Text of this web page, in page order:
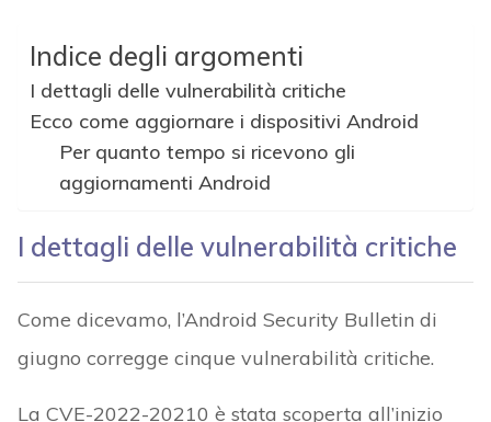
Indice degli argomenti
I dettagli delle vulnerabilità critiche
Ecco come aggiornare i dispositivi Android
Per quanto tempo si ricevono gli
aggiornamenti Android
I dettagli delle vulnerabilità critiche
Come dicevamo, l’Android Security Bulletin di
giugno corregge cinque vulnerabilità critiche.
La CVE-2022-20210 è stata scoperta all’inizio